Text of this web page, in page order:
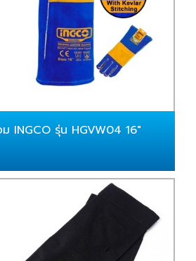
INGCO รุ่น HGVW04 16"